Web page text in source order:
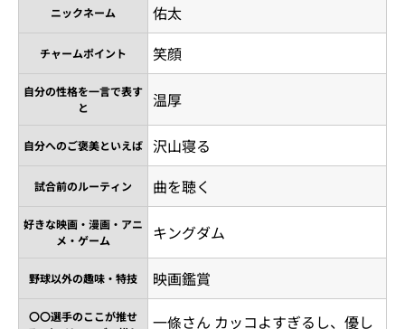
ニックネーム 佑太
チャームポイント 笑顔
自分の性格を一言で表す
と
温厚
自分へのご褒美といえば 沢山寝る
試合前のルーティン 曲を聴く
好きな映画・漫画・アニ
メ・ゲーム
キングダム
野球以外の趣味・特技 映画鑑賞
〇〇選手のここが推せ
一條さん カッコよすぎるし、優し